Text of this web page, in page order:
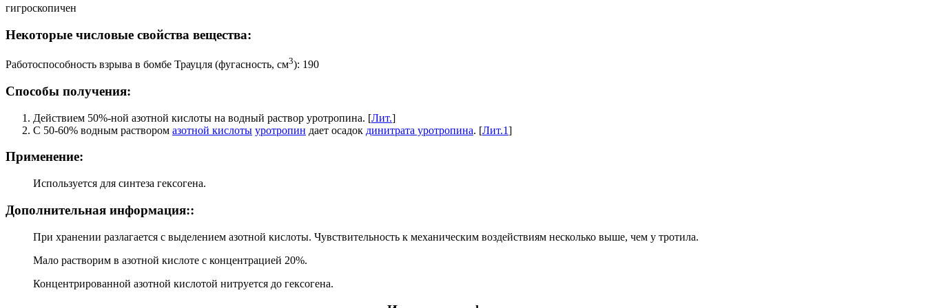
гигроскопичен
Некоторые числовые свойства вещества:
Работоспособность взрыва в бомбе Трауцля (фугасность, см3): 190
Способы получения:
Действием 50%-ной азотной кислоты на водный раствор уротропина. [Лит.]
С 50-60% водным раствором азотной кислоты уротропин дает осадок динитрата уротропина. [Лит.1]
Применение:
Используется для синтеза гексогена.
Дополнительная информация::
При хранении разлагается с выделением азотной кислоты. Чувствительность к механическим воздействиям несколько выше, чем у тротила.
Мало растворим в азотной кислоте с концентрацией 20%.
Концентрированной азотной кислотой нитруется до гексогена.